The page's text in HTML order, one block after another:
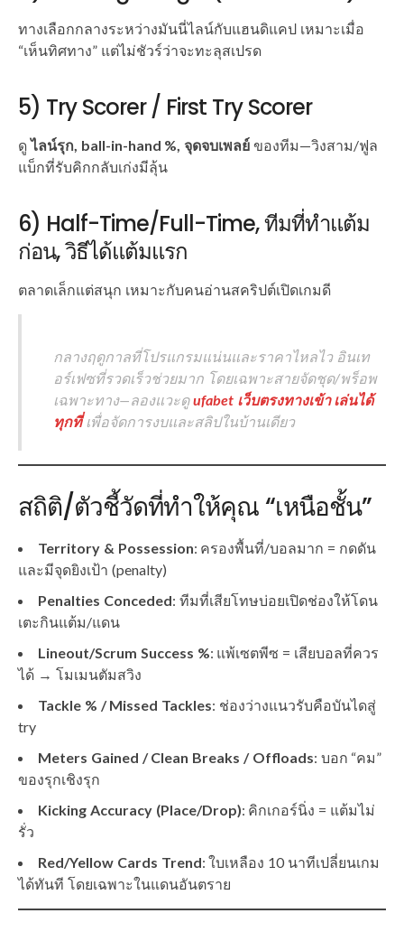
ทางเลือกกลางระหว่างมันนี่ไลน์กับแฮนดิแคป เหมาะเมื่อ
“เห็นทิศทาง” แต่ไม่ชัวร์ว่าจะทะลุสเปรด
5) Try Scorer / First Try Scorer
ดูไลน์รุก, ball-in-hand %, จุดจบเพลย์ ของทีม—วิงสาม/ฟูล
แบ็กที่รับคิกกลับเก่งมีลุ้น
6) Half-Time/Full-Time, ทีมที่ทำแต้ม
ก่อน, วิธีได้แต้มแรก
ตลาดเล็กแต่สนุก เหมาะกับคนอ่านสคริปต์เปิดเกมดี
กลางฤดูกาลที่โปรแกรมแน่นและราคาไหลไว อินเท
อร์เฟซที่รวดเร็วช่วยมาก โดยเฉพาะสายจัดชุด/พร็อพ
เฉพาะทาง—ลองแวะดูufabet เว็บตรงทางเข้า เล่นได้
ทุกที่เพื่อจัดการงบและสลิปในบ้านเดียว
สถิติ/ตัวชี้วัดที่ทำให้คุณ “เหนือชั้น”
Territory & Possession: ครองพื้นที่/บอลมาก = กดดัน
และมีจุดยิงเป้า (penalty)
Penalties Conceded: ทีมที่เสียโทษบ่อยเปิดช่องให้โดน
เตะกินแต้ม/แดน
Lineout/Scrum Success %: แพ้เซตพีซ = เสียบอลที่ควร
ได้ → โมเมนตัมสวิง
Tackle % / Missed Tackles: ช่องว่างแนวรับคือบันไดสู่
try
Meters Gained / Clean Breaks / Offloads: บอก “คม”
ของรุกเชิงรุก
Kicking Accuracy (Place/Drop): คิกเกอร์นิ่ง = แต้มไม่
รั่ว
Red/Yellow Cards Trend: ใบเหลือง 10 นาทีเปลี่ยนเกม
ได้ทันที โดยเฉพาะในแดนอันตราย